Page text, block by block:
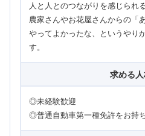
人と人とのつながりを感じられ
農家さんやお花屋さんからの「
やってよかったな、というやり
す。
求める
◎未経験歓迎
◎普通自動車第一種免許をお持